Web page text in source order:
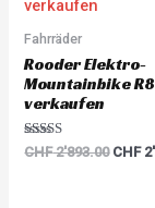
Fahrräder
Rooder Elektro-
Mountainbike
verkaufen
Rated
5.00
CHF2'893.00 CHF